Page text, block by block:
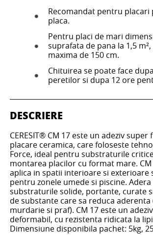
Recomandat pentru placari
placa.
Pentru placi de mari
suprafata de pana la 1,5
maxima de 150 cm.
Chituirea se poate face
peretilor si dupa 12 ore
DESCRIERE
CERESIT® CM 17 este un adeziv
placare ceramica, care foloseste
Force, ideal pentru substraturile
montarea placilor cu format mare.
aplica in spatii interioare si exterioare
pentru zonele umede si piscine.
substraturile solide, portante, curate
de substante care sa reduca aderenta
murdarie si praf). CM 17 este un
deformabil, cu rezistenta ridicata la
Dimensiune disponibila pachet: 5kg,